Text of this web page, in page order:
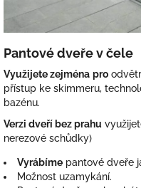
Pantové dveře v čele
Využijete zejména pro
přístup ke skimmeru,
bazénu.
Verzi dveří bez prahu
nerezové schůdky)
Vyrábíme pantové dveře
Možnost uzamykání.